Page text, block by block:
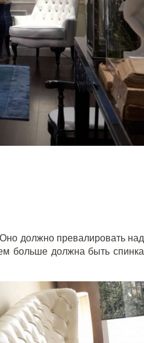
должно превалировать над
больше должна быть спинка